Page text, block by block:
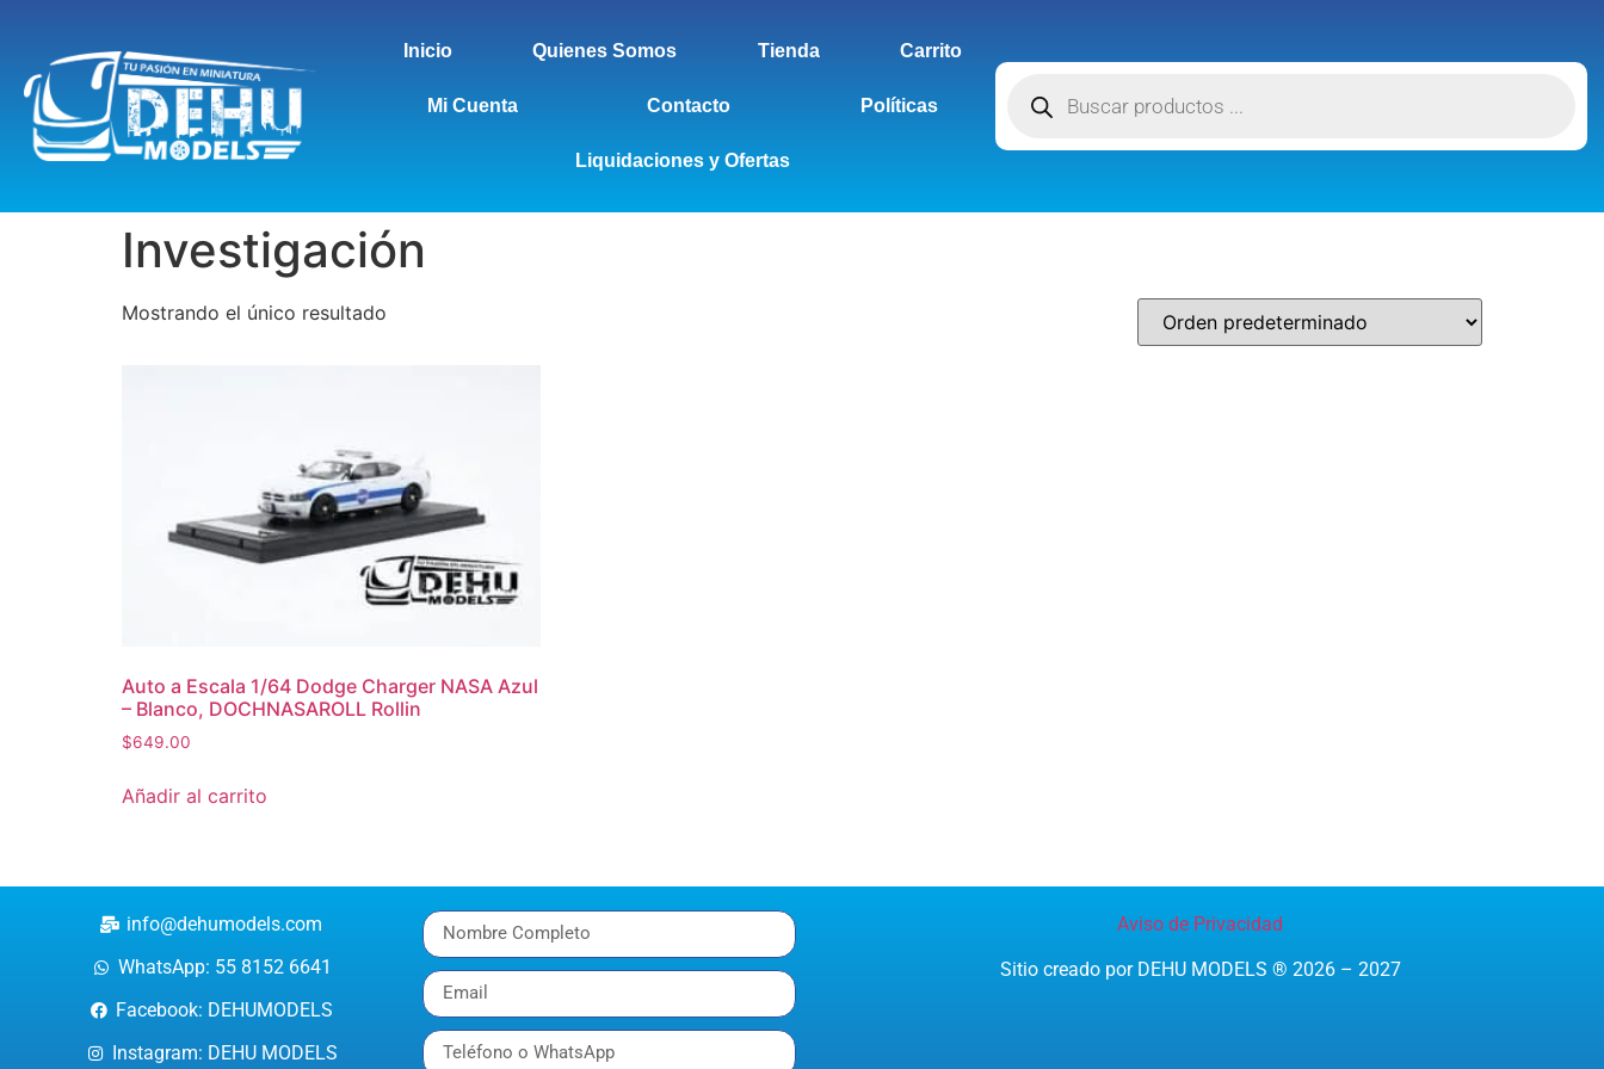
Inicio Quienes Somos Tienda Carrito
Mi Cuenta Contacto Políticas
Liquidaciones y Ofertas
Investigación
Mostrando el único resultado
Auto a Escala 1/64 Dodge Charger NASA Azul
– Blanco, DOCHNASAROLL Rollin
$649.00
Añadir al carrito
info@dehumodels.com
WhatsApp: 55 8152 6641
Facebook: DEHUMODELS
Instagram: DEHU MODELS
Aviso de Privacidad
Sitio creado por DEHU MODELS ® 2026 – 2027